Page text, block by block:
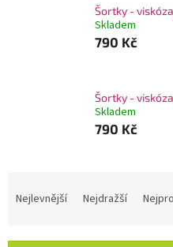
Šortky -
Skladem
790 Kč
Šortky -
Skladem
790 Kč
Nejlevnější Nejdražší